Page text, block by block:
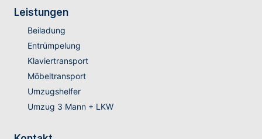
Leistungen
Beiladung
Entrümpelung
Klaviertransport
Möbeltransport
Umzugshelfer
Umzug 3 Mann + LKW